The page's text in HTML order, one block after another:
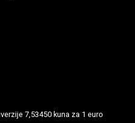
7,53450 kuna za 1 euro